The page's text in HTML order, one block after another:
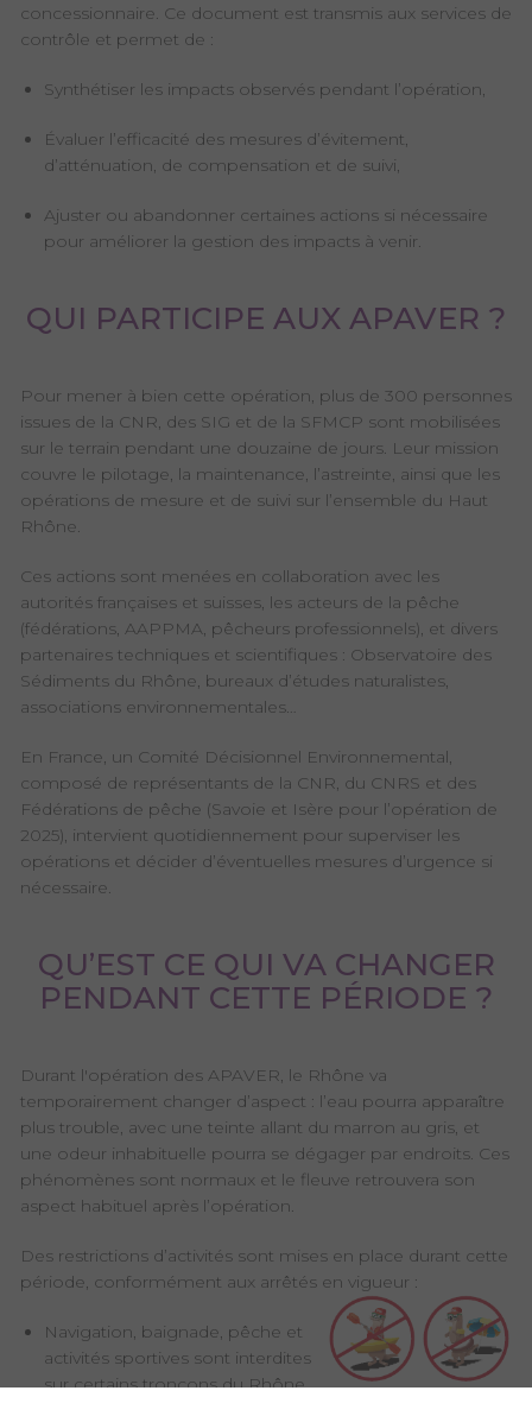
concessionnaire. Ce document est transmis aux services de
contrôle et permet de :
Synthétiser les impacts observés pendant l’opération,
Évaluer l’efficacité des mesures d’évitement,
d’atténuation, de compensation et de suivi,
Ajuster ou abandonner certaines actions si nécessaire
pour améliorer la gestion des impacts à venir.
QUI PARTICIPE AUX APAVER ?
Pour mener à bien cette opération, plus de 300 personnes
issues de la CNR, des SIG et de la SFMCP sont mobilisées
sur le terrain pendant une douzaine de jours. Leur mission
couvre le pilotage, la maintenance, l’astreinte, ainsi que les
opérations de mesure et de suivi sur l’ensemble du Haut
Rhône.
Ces actions sont menées en collaboration avec les
autorités françaises et suisses, les acteurs de la pêche
(fédérations, AAPPMA, pêcheurs professionnels), et divers
partenaires techniques et scientifiques : Observatoire des
Sédiments du Rhône, bureaux d’études naturalistes,
associations environnementales…
En France, un Comité Décisionnel Environnemental,
composé de représentants de la CNR, du CNRS et des
Fédérations de pêche (Savoie et Isère pour l’opération de
2025), intervient quotidiennement pour superviser les
opérations et décider d’éventuelles mesures d’urgence si
nécessaire.
QU’EST CE QUI VA CHANGER
PENDANT CETTE PÉRIODE ?
Durant l'opération des APAVER, le Rhône va
temporairement changer d’aspect : l’eau pourra apparaître
plus trouble, avec une teinte allant du marron au gris, et
une odeur inhabituelle pourra se dégager par endroits. Ces
phénomènes sont normaux et le fleuve retrouvera son
aspect habituel après l’opération.
Des restrictions d’activités sont mises en place durant cette
période, conformément aux arrêtés en vigueur :
Navigation, baignade, pêche et
activités sportives sont interdites
sur certains tronçons du Rhône,